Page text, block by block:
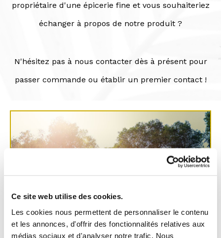
Ce site web utilise des cookies.
Les cookies nous permettent de personnaliser le contenu
et les annonces, d'offrir des fonctionnalités relatives aux
médias sociaux et d'analyser notre trafic. Nous
propriétaire d'une épicerie fine et vous souhaiteriez
échanger à propos de notre produit ?
N'hésitez pas à nous contacter dès à présent pour
passer commande ou établir un premier contact !
La magnifique région des Pouilles